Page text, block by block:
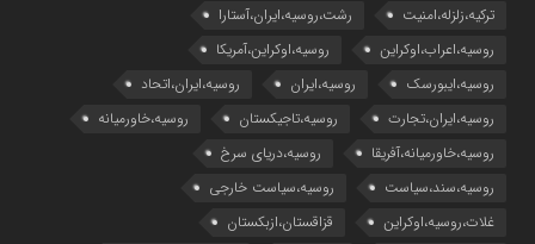
ترکیه،زلزله،امنیت
رشت،روسیه،ایران،آستارا
روسیه،اعراب،اوکراین
روسیه،اوکراین،آمریکا
روسیه،ایبورسک
روسیه،ایران
روسیه،ایران،اتحاد
روسیه،ایران،تجارت
روسیه،تاجیکستان
روسیه،خاورمیانه
روسیه،خاورمیانه،آفریقا
روسیه،دریای سرخ
روسیه،سند،سیاست
روسیه،سیاست خارجی
غلات،روسیه،اوکراین
قزاقستان،ازبکستان